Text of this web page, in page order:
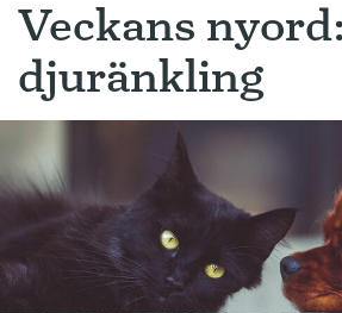
Veckans nyord:
djuränkling